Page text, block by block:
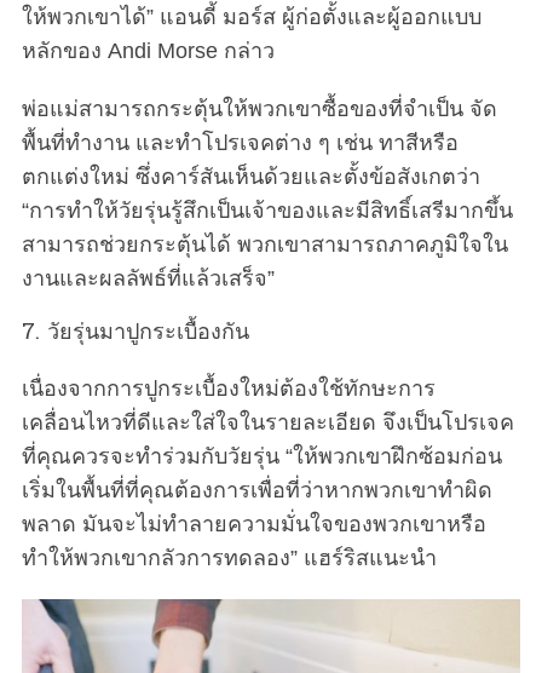
ให้พวกเขาได้” แอนดี้ มอร์ส ผู้ก่อตั้งและผู้ออกแบบ
หลักของ Andi Morse กล่าว
พ่อแม่สามารถกระตุ้นให้พวกเขาซื้อของที่จำเป็น จัด
พื้นที่ทำงาน และทำโปรเจคต่าง ๆ เช่น ทาสีหรือ
ตกแต่งใหม่ ซึ่งคาร์สันเห็นด้วยและตั้งข้อสังเกตว่า
“การทำให้วัยรุ่นรู้สึกเป็นเจ้าของและมีสิทธิ์เสรีมากขึ้น
สามารถช่วยกระตุ้นได้ พวกเขาสามารถภาคภูมิใจใน
งานและผลลัพธ์ที่แล้วเสร็จ”
7. วัยรุ่นมาปูกระเบื้องกัน
เนื่องจากการปูกระเบื้องใหม่ต้องใช้ทักษะการ
เคลื่อนไหวที่ดีและใส่ใจในรายละเอียด จึงเป็นโปรเจค
ที่คุณควรจะทำร่วมกับวัยรุ่น “ให้พวกเขาฝึกซ้อมก่อน
เริ่มในพื้นที่ที่คุณต้องการเพื่อที่ว่าหากพวกเขาทำผิด
พลาด มันจะไม่ทำลายความมั่นใจของพวกเขาหรือ
ทำให้พวกเขากลัวการทดลอง” แฮร์ริสแนะนำ